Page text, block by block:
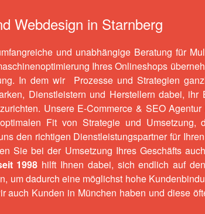
Webdesign in Starnberg
und unabhängige Beratung für
Ihres Onlineshops
In dem wir Prozesse und Strategien
Dienstleistern und Herstellern dabei, ihr
Unsere E-Commerce & SEO Agentur
Fit von Strategie und Umsetzung,
den richtigen Dienstleistungspartner für
Sie bei der Umsetzung Ihres Geschäfts
1998 hilft Ihnen dabei, sich endlich auf
um dadurch eine möglichst hohe
auch Kunden in München haben und diese